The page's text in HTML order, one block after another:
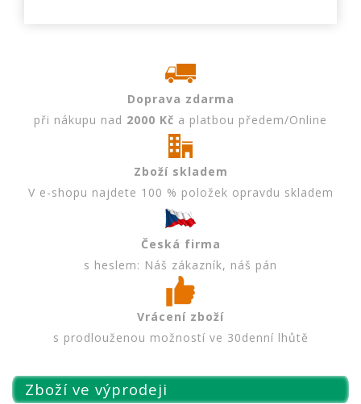
Doprava zdarma
při nákupu nad 2000 Kč a platbou předem/Online
Zboží skladem
V e-shopu najdete 100 % položek opravdu skladem
Česká firma
s heslem: Náš zákazník, náš pán
Vrácení zboží
s prodlouženou možností ve 30denní lhůtě
Zboží ve výprodeji